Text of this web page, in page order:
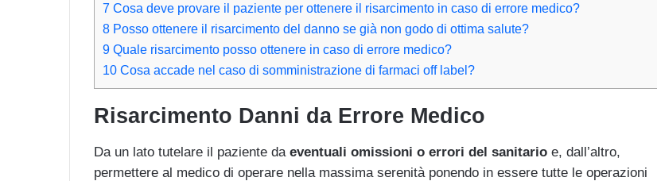
7 Cosa deve provare il paziente per ottenere il risarcimento in caso di errore medico?
8 Posso ottenere il risarcimento del danno se già non godo di ottima salute?
9 Quale risarcimento posso ottenere in caso di errore medico?
10 Cosa accade nel caso di somministrazione di farmaci off label?
Risarcimento Danni da Errore Medico
Da un lato tutelare il paziente da eventuali omissioni o errori del sanitario e, dall’altro,
permettere al medico di operare nella massima serenità ponendo in essere tutte le operazioni